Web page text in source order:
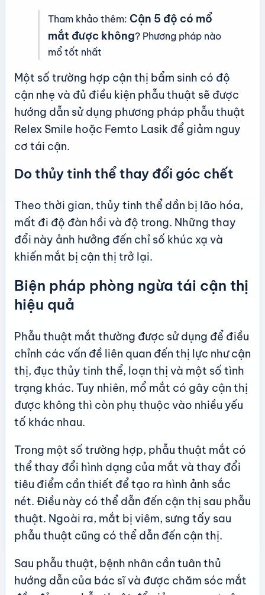
Tham khảo thêm: Cận 5 độ có mổ
mắt được không? Phương pháp nào
mổ tốt nhất
Một số trường hợp cận thị bẩm sinh có độ
cận nhẹ và đủ điều kiện phẫu thuật sẽ được
hướng dẫn sử dụng phương pháp phẫu thuật
Relex Smile hoặc Femto Lasik để giảm nguy
cơ tái cận.
Do thủy tinh thể thay đổi góc chết
Theo thời gian, thủy tinh thể dần bị lão hóa,
mất đi độ đàn hồi và độ trong. Những thay
đổi này ảnh hưởng đến chỉ số khúc xạ và
khiến mắt bị cận thị trở lại.
Biện pháp phòng ngừa tái cận thị
hiệu quả
Phẫu thuật mắt thường được sử dụng để điều
chỉnh các vấn đề liên quan đến thị lực như cận
thị, đục thủy tinh thể, loạn thị và một số tình
trạng khác. Tuy nhiên, mổ mắt có gây cận thị
được không thì còn phụ thuộc vào nhiều yếu
tố khác nhau.
Trong một số trường hợp, phẫu thuật mắt có
thể thay đổi hình dạng của mắt và thay đổi
tiêu điểm cần thiết để tạo ra hình ảnh sắc
nét. Điều này có thể dẫn đến cận thị sau phẫu
thuật. Ngoài ra, mắt bị viêm, sưng tấy sau
phẫu thuật cũng có thể dẫn đến cận thị.
Sau phẫu thuật, bệnh nhân cần tuân thủ
hướng dẫn của bác sĩ và được chăm sóc mắt